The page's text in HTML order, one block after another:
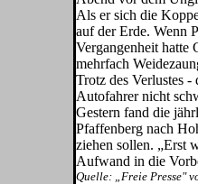
Als er sich die
auf der Erde. Wenn
Vergangenheit hatte
mehrfach
Trotz des Verlustes
Autofahrer nicht
Gestern fand die
Pfaffenberg nach
ziehen sollen. „Erst
Aufwand in die
Quelle: „Freie Presse"